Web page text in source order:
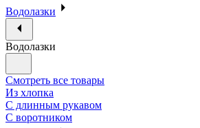
Водолазки
Водолазки
Смотреть все товары
Из хлопка
С длинным рукавом
С воротником